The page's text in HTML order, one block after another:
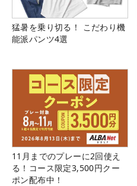
猛暑を乗り切る！ こだわり機
能派パンツ4選
11月までのプレーに2回使え
る！コース限定3,500円クー
ポン配布中！